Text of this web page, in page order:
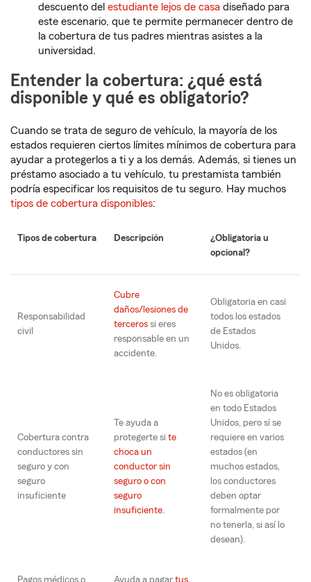
descuento del estudiante lejos de casa diseñado para
este escenario, que te permite permanecer dentro de
la cobertura de tus padres mientras asistes a la
universidad.
Entender la cobertura: ¿qué está
disponible y qué es obligatorio?
Cuando se trata de seguro de vehículo, la mayoría de los
estados requieren ciertos límites mínimos de cobertura para
ayudar a protegerlos a ti y a los demás. Además, si tienes un
préstamo asociado a tu vehículo, tu prestamista también
podría especificar los requisitos de tu seguro. Hay muchos
tipos de cobertura disponibles:
Tipos de cobertura Descripción
¿Obligatoria u
opcional?
Responsabilidad
civil
Cubre
daños/lesiones de
terceros si eres
responsable en un
accidente.
Obligatoria en casi
todos los estados
de Estados
Unidos.
Cobertura contra
conductores sin
seguro y con
seguro
insuficiente
Te ayuda a
protegerte si te
choca un
conductor sin
seguro o con
seguro
insuficiente.
No es obligatoria
en todo Estados
Unidos, pero sí se
requiere en varios
estados (en
muchos estados,
los conductores
deben optar
formalmente por
no tenerla, si así lo
desean).